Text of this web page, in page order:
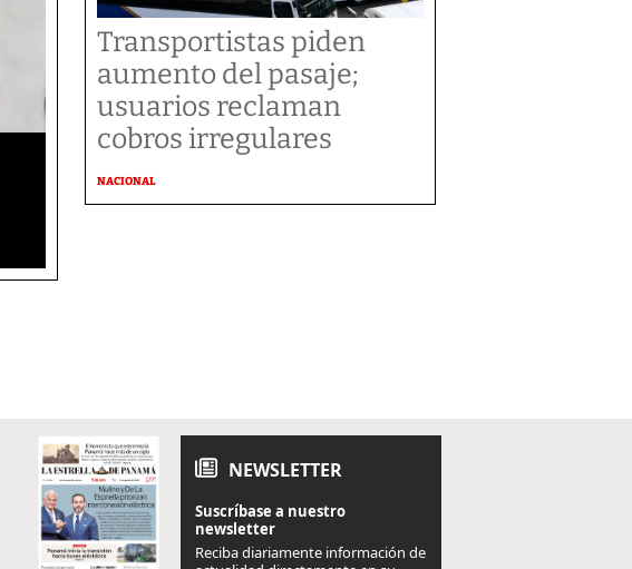
Transportistas piden
aumento del pasaje;
usuarios reclaman
cobros irregulares
NACIONAL
NEWSLETTER
Suscríbase a nuestro
newsletter
Reciba diariamente información de